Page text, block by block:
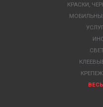
КРАСКИ,